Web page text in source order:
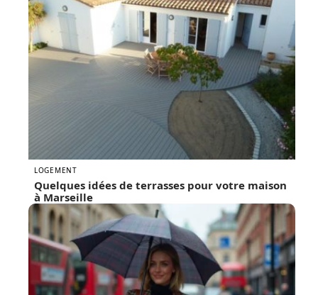
LOGEMENT
Quelques idées de terrasses pour votre maison
à Marseille